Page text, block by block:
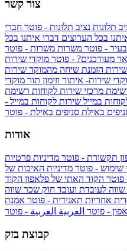
צור קשר
תלונות נציב תלונות - פוטר חברי
בכל הערוצים דברו איתנו בכל
- פוטר משרות משרות - פוטר
מעודכנים? - פוטר מוקדי שירות
שירות הזמנת שיחה מהמוקד שירות
שירות- איתור וזימון תור מוקדי
מרכזי שירות לקוחות רשימת
במייל שירות לקוחות במייל -
באילת סניפים באילת - פוטר
אודות
תקשורת - פוטר מדיניות פרטיות
שימוש - פוטר מדיניות האיכות של
פוטר הקוד האתי של פלאפון הקוד
לעובדת ועובד חוק שכר שווה
אחריות תאגידית - פוטר אמנת
- פוטר العربية العربية - פוטר
קבוצת בזק